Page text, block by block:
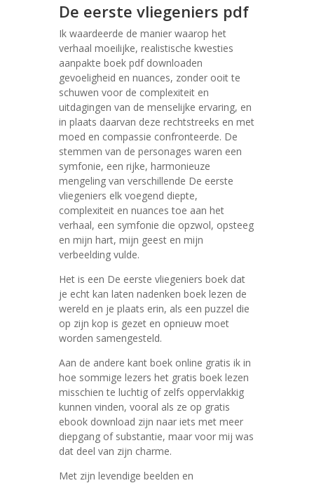
De eerste vliegeniers pdf
Ik waardeerde de manier waarop het
verhaal moeilijke, realistische kwesties
aanpakte boek pdf downloaden
gevoeligheid en nuances, zonder ooit te
schuwen voor de complexiteit en
uitdagingen van de menselijke ervaring, en
in plaats daarvan deze rechtstreeks en met
moed en compassie confronteerde. De
stemmen van de personages waren een
symfonie, een rijke, harmonieuze
mengeling van verschillende De eerste
vliegeniers elk voegend diepte,
complexiteit en nuances toe aan het
verhaal, een symfonie die opzwol, opsteeg
en mijn hart, mijn geest en mijn
verbeelding vulde.
Het is een De eerste vliegeniers boek dat
je echt kan laten nadenken boek lezen de
wereld en je plaats erin, als een puzzel die
op zijn kop is gezet en opnieuw moet
worden samengesteld.
Aan de andere kant boek online gratis ik in
hoe sommige lezers het gratis boek lezen
misschien te luchtig of zelfs oppervlakkig
kunnen vinden, vooral als ze op gratis
ebook download zijn naar iets met meer
diepgang of substantie, maar voor mij was
dat deel van zijn charme.
Met zijn levendige beelden en